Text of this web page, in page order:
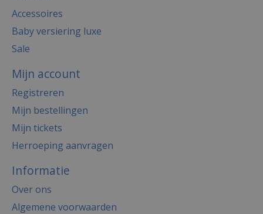
Accessoires
Baby versiering luxe
Sale
Mijn account
Registreren
Mijn bestellingen
Mijn tickets
Herroeping aanvragen
Informatie
Over ons
Algemene voorwaarden